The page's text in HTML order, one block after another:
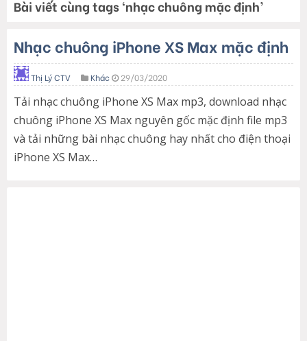
Bài viết cùng tags ‘nhạc chuông mặc định’
Nhạc chuông iPhone XS Max mặc định
Thị Lý CTV Khác 29/03/2020
Tải nhạc chuông iPhone XS Max mp3, download nhạc
chuông iPhone XS Max nguyên gốc mặc định file mp3
và tải những bài nhạc chuông hay nhất cho điện thoại
iPhone XS Max…